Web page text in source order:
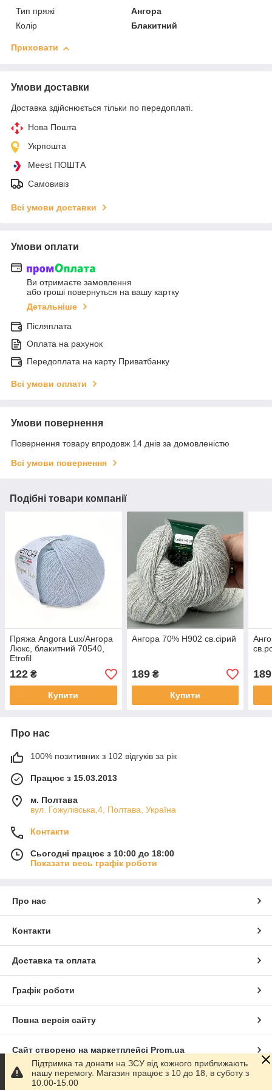
Тип пряжі
Ангора
Колір
Блакитний
Приховати
Умови доставки
Доставка здійснюється тільки по передоплаті.
Нова Пошта
Укрпошта
Meest ПОШТА
Самовивіз
Всі умови доставки
Умови оплати
Ви отримаєте замовлення
або гроші повернуться на вашу картку
Детальніше
Післяплата
Оплата на рахунок
Передоплата на карту Приватбанку
Всі умови оплати
Умови повернення
Повернення товару впродовж 14 днів за домовленістю
Всі умови повернення
Подібні товари компанії
Пряжа Angora Lux/Ангора
Люкс, блакитний 70540,
Etrofil
122 ₴
Купити
Ангора 70% Н902 св.сірий
189₴
Купити
189
Про нас
100% позитивних з 102 відгуків за рік
Працює з 15.03.2013
м. Полтава
вул. Гожулівська,4, Полтава, Україна
Контакти
Сьогодні працює з 10:00 до 18:00
Показати весь графік роботи
Про нас
Контакти
Доставка та оплата
Графік роботи
Повна версія сайту
Сайт створено на маркетплейсі Prom.ua
Політика конфіденційності
Підтримка та донати на ЗСУ від кожного приближають
нашу перемогу. Магазин працює з 10 до 18, в суботу з
10.00-15.00